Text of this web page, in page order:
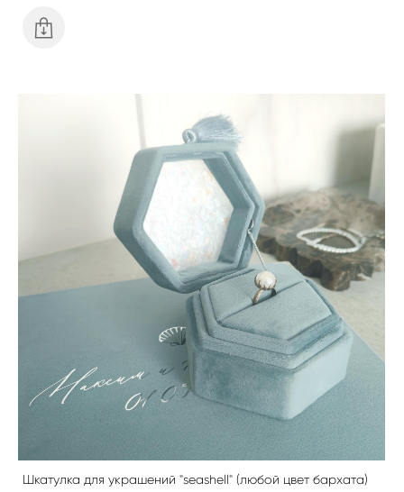
Шкатулка для украшений "seashell" (любой цвет бархата)